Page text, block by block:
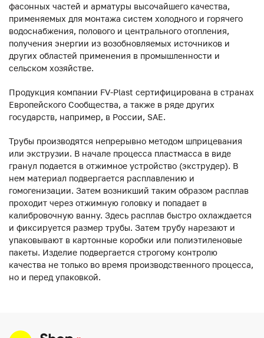
фасонных частей и арматуры высочайшего качества,
применяемых для монтажа систем холодного и горячего
водоснабжения, полового и центрального отопления,
получения энергии из возобновляемых источников и
других областей применения в промышленности и
сельском хозяйстве.
Продукция компании FV-Plast сертифицирована в странах
Европейского Сообщества, а также в ряде других
государств, например, в России, SAE.
Трубы производятся непрерывно методом шприцевания
или экструзии. В начале процесса пластмасса в виде
гранул подается в отжимное устройство (экструдер). В
нем материал подвергается расплавлению и
гомогенизации. Затем возникший таким образом расплав
проходит через отжимную головку и попадает в
калибровочную ванну. Здесь расплав быстро охлаждается
и фиксируется размер трубы. Затем трубу нарезают и
упаковывают в картонные коробки или полиэтиленовые
пакеты. Изделие подвергается строгому контролю
качества не только во время производственного процесса,
но и перед упаковкой.